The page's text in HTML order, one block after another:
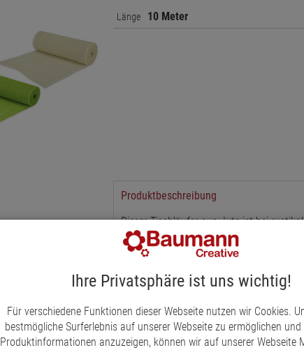
Länge 10 Meter
Produktbeschreibung
Dieser Tischläufer aus Jute ist bei
Mit dem natürlichen Dekostoff lässt sich
bestens als Grundlage für die
Ihre Privatsphäre ist uns wichtig!
Für verschiedene Funktionen dieser Webseite nutzen wir Cookies.
bestmögliche Surferlebnis auf unserer Webseite zu ermöglichen
Produktinformationen anzuzeigen, können wir auf unserer Webseite